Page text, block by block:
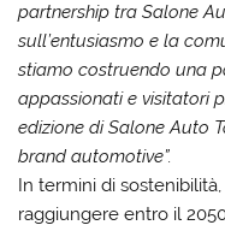
partnership tra Salone
sull’entusiasmo e la
stiamo costruendo una
appassionati e visitatori
edizione di Salone Auto
brand automotive”.
In termini di
raggiungere entro il